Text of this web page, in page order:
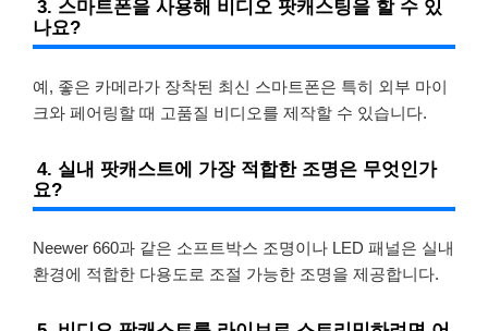
3. 스마트폰을 사용해 비디오 팟캐스팅을 할 수 있
나요?
예, 좋은 카메라가 장착된 최신 스마트폰은 특히 외부 마이
크와 페어링할 때 고품질 비디오를 제작할 수 있습니다.
4. 실내 팟캐스트에 가장 적합한 조명은 무엇인가
요?
Neewer 660과 같은 소프트박스 조명이나 LED 패널은 실내
환경에 적합한 다용도로 조절 가능한 조명을 제공합니다.